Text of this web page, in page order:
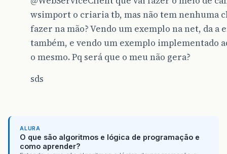
wsimport o criaria tb, mas não tem nenhuma
fazer na mão? Vendo um exemplo na net, da
também, e vendo um exemplo implementado
o mesmo. Pq será que o meu não gera?
sds
ALURA
O que são algoritmos e lógica de programação e
como aprender?